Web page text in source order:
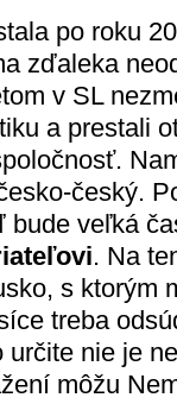
po roku
zďaleka
v SL
a prestali
český.
bude veľká
. Na
s ktorým
treba
nie je
môžu